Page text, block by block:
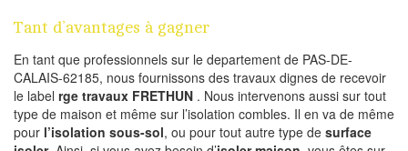
Tant d’avantages à gagner
En tant que professionnels sur le departement de PAS-DE-
CALAIS-62185, nous fournissons des travaux dignes de recevoir
le label rge travaux FRETHUN . Nous intervenons aussi sur tout
type de maison et même sur l’isolation combles. Il en va de même
pour l’isolation sous-sol, ou pour tout autre type de surface